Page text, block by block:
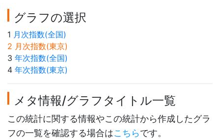
グラフの選択
1 月次指数(全国)
2 月次指数(東京)
3 年次指数(全国)
4 年次指数(東京)
メタ情報/グラフタイトル一覧
この統計に関する情報やこの統計から作成したグラ
フの一覧を確認する場合はこちらです。